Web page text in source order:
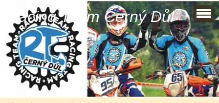
Racing Team Černý Důl